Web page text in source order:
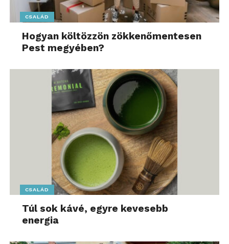
CSALÁD
Hogyan költözzön zökkenőmentesen
Pest megyében?
CSALÁD
Túl sok kávé, egyre kevesebb
energia